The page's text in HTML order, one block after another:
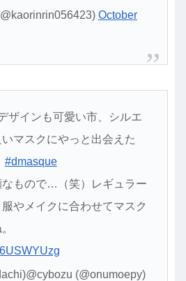
October
ザインも可愛い市、シルエ
マスクにやっと出会えた
#dmasque
なもので…（笑）レギュラー
やメイクに合わせてマスク
(@onumoepy)